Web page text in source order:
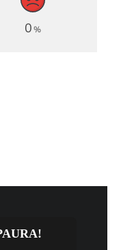
0%